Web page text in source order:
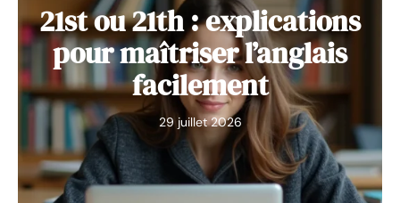
21st ou 21th : explications
pour maîtriser l’anglais
facilement
29 juillet 2026